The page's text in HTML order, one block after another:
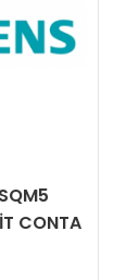
CONTA